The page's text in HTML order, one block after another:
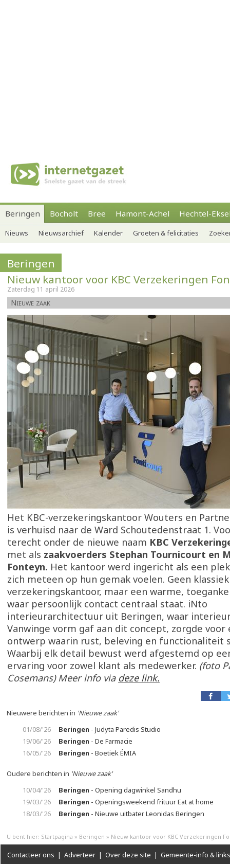
Beringen Bocholt Bree Hamont-Achel Hechtel-
Nieuws Nieuwsarchief Kalender Groeten & felicitaties
Beringen
Nieuw kantoor voor KBC Verzekeringen
Zaterdag 11 april 2026
Nieuwe zaak
Het KBC-verzekeringskantoor Wouters en
is verhuisd naar de Ward Schoutedenstraat 1.
terecht onder de nieuwe naam KBC
met als zaakvoerders Stephan Tournicourt en
Fonteyn. Het kantoor werd ingericht als een
zich meteen op hun gemak voelen. Geen klassiek
verzekeringskantoor, maar een warme,
waar persoonlijk contact centraal staat. iNto
interieurarchitectuur uit Beringen, waar
Vanwinge vorm gaf aan dit concept, zorgde voor
ontwerp waarin rust, beleving en functionaliteit
Waarbij elk detail bewust werd afgestemd op
ervaring voor zowel klant als medewerker. (foto
Cosemans) Meer info via deze link.
Nieuwere berichten in 'Nieuwe zaak'
01/08/'26
Beringen - Judyta Paredis Studio
19/06/'26
Beringen - De Farmacie
16/05/'26
Beringen - Boetiek ÉMIA
Oudere berichten in 'Nieuwe zaak'
10/04/'26
Beringen - Opening dagwinkel Sandhu
19/03/'26
Beringen - Openingsweekend frituur Eat at home
18/03/'26
Beringen - Nieuwe uitbater Leonidas Beringen
U bent hier: Startpagina » Beringen » Nieuw kantoor voor KBC Verzekeringen
Contacteer ons | Adverteer | Over deze site | Gemeente-info & links